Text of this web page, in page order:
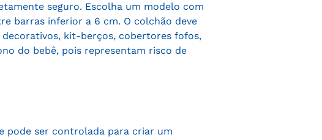
seguro. Escolha um modelo com
barras inferior a 6 cm. O colchão deve
kit-berços, cobertores fofos,
do bebê, pois representam risco de
pode ser controlada para criar um